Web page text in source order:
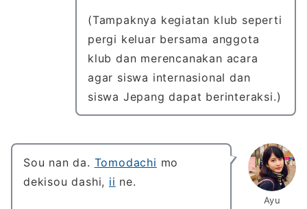
(Tampaknya kegiatan klub seperti
pergi keluar bersama anggota
klub dan merencanakan acara
agar siswa internasional dan
siswa Jepang dapat berinteraksi.)
Ayu
Sou nan da. Tomodachi mo
dekisou dashi, ii ne.